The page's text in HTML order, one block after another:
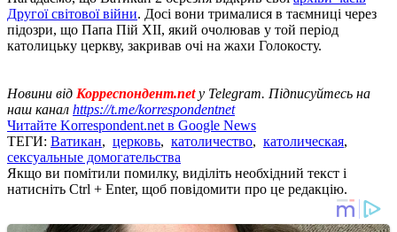
Другої світової війни. Досі вони трималися в таємниці через
підозри, що Папа Пій XII, який очолював у той період
католицьку церкву, закривав очі на жахи Голокосту.
Новини від Корреспондент.netу Telegram. Підписуйтесь на
наш канал https://t.me/korrespondentnet
Читайте Korrespondent.net в Google News
ТЕГИ: Ватикан, церковь, католичество, католическая,
сексуальные домогательства
Якщо ви помітили помилку, виділіть необхідний текст і
натисніть Ctrl + Enter, щоб повідомити про це редакцію.